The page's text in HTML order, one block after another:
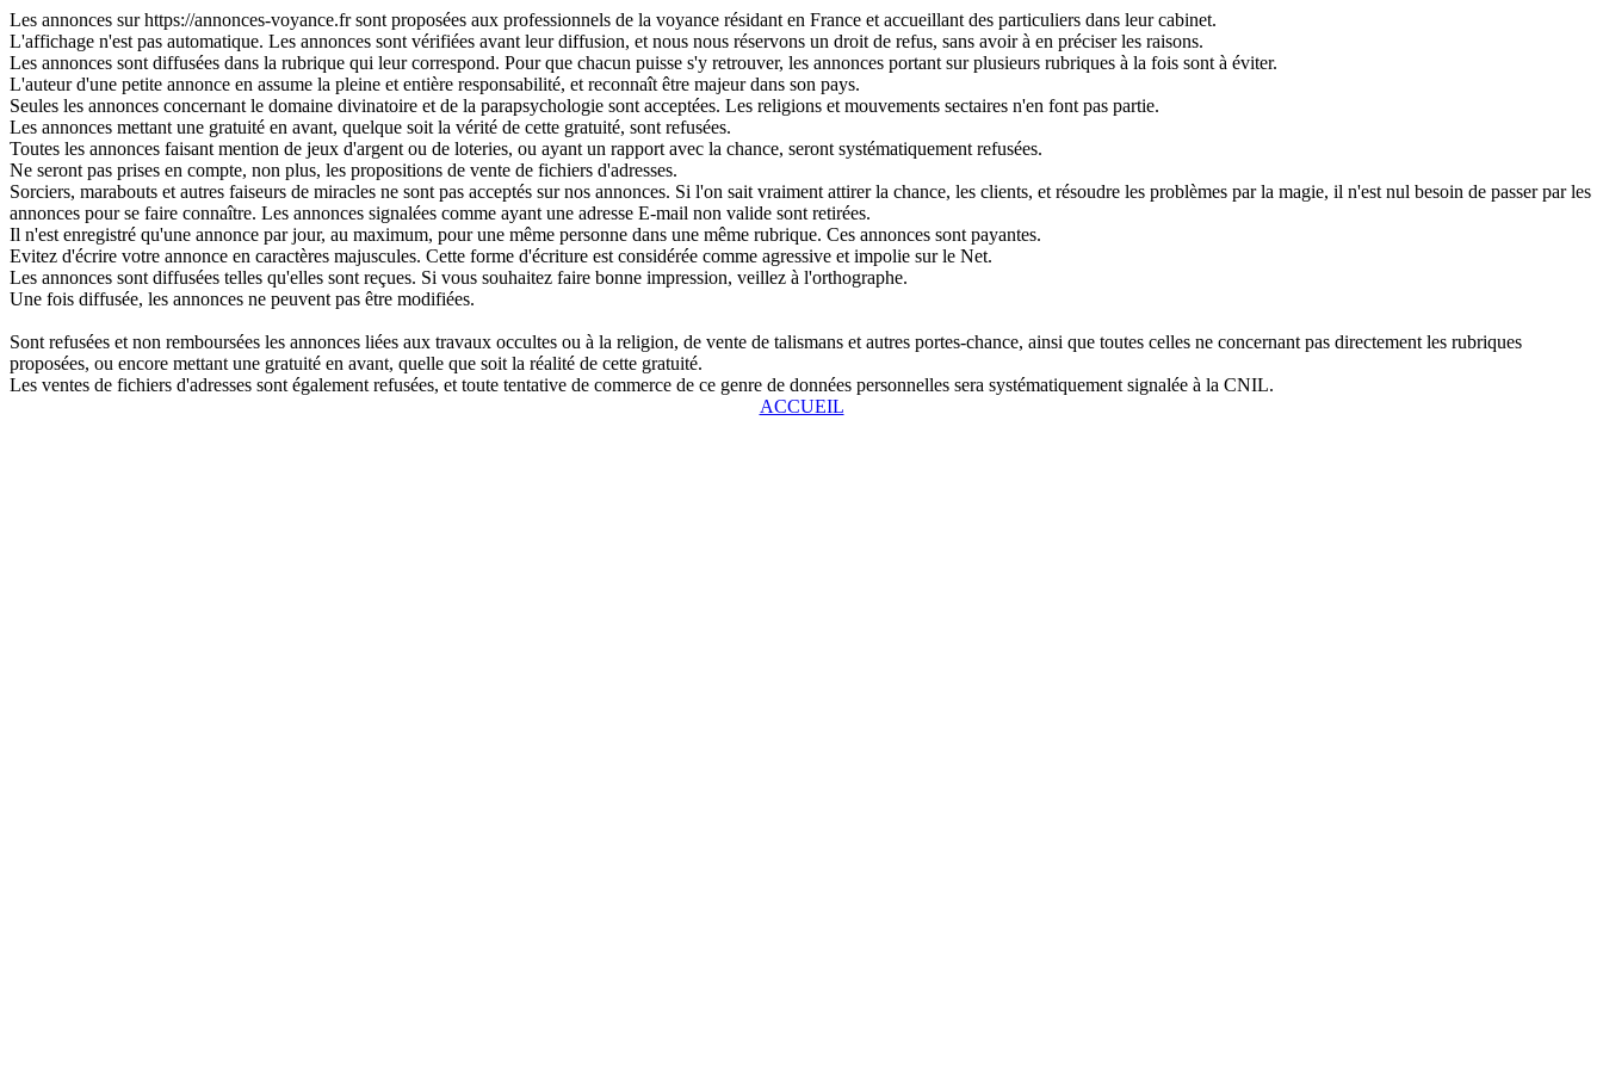
Les annonces sur https://annonces-voyance.fr sont proposées aux professionnels de la voyance résidant en France et accueillant des particuliers dans leur cabinet.
L'affichage n'est pas automatique. Les annonces sont vérifiées avant leur diffusion, et nous nous réservons un droit de refus, sans avoir à en préciser les raisons.
Les annonces sont diffusées dans la rubrique qui leur correspond. Pour que chacun puisse s'y retrouver, les annonces portant sur plusieurs rubriques à la fois sont à éviter.
L'auteur d'une petite annonce en assume la pleine et entière responsabilité, et reconnaît être majeur dans son pays.
Seules les annonces concernant le domaine divinatoire et de la parapsychologie sont acceptées. Les religions et mouvements sectaires n'en font pas partie.
Les annonces mettant une gratuité en avant, quelque soit la vérité de cette gratuité, sont refusées.
Toutes les annonces faisant mention de jeux d'argent ou de loteries, ou ayant un rapport avec la chance, seront systématiquement refusées.
Ne seront pas prises en compte, non plus, les propositions de vente de fichiers d'adresses.
Sorciers, marabouts et autres faiseurs de miracles ne sont pas acceptés sur nos annonces. Si l'on sait vraiment attirer la chance, les clients, et résoudre les problèmes par la magie, il n'est nul besoin de passer par les
annonces pour se faire connaître. Les annonces signalées comme ayant une adresse E-mail non valide sont retirées.
Il n'est enregistré qu'une annonce par jour, au maximum, pour une même personne dans une même rubrique. Ces annonces sont payantes.
Evitez d'écrire votre annonce en caractères majuscules. Cette forme d'écriture est considérée comme agressive et impolie sur le Net.
Les annonces sont diffusées telles qu'elles sont reçues. Si vous souhaitez faire bonne impression, veillez à l'orthographe.
Une fois diffusée, les annonces ne peuvent pas être modifiées.
Sont refusées et non remboursées les annonces liées aux travaux occultes ou à la religion, de vente de talismans et autres portes-chance, ainsi que toutes celles ne concernant pas directement les rubriques
proposées, ou encore mettant une gratuité en avant, quelle que soit la réalité de cette gratuité.
Les ventes de fichiers d'adresses sont également refusées, et toute tentative de commerce de ce genre de données personnelles sera systématiquement signalée à la CNIL.
ACCUEIL